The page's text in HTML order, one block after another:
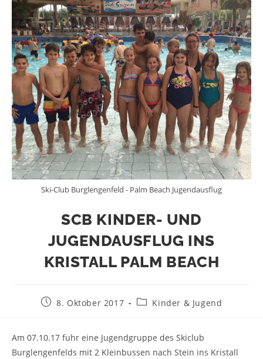
Ski-Club Burglengenfeld - Palm Beach Jugendausflug
SCB KINDER- UND
JUGENDAUSFLUG INS
KRISTALL PALM BEACH
8. Oktober 2017 Kinder & Jugend
Am 07.10.17 fuhr eine Jugendgruppe des Skiclub
Burglengenfelds mit 2 Kleinbussen nach Stein ins Kristall